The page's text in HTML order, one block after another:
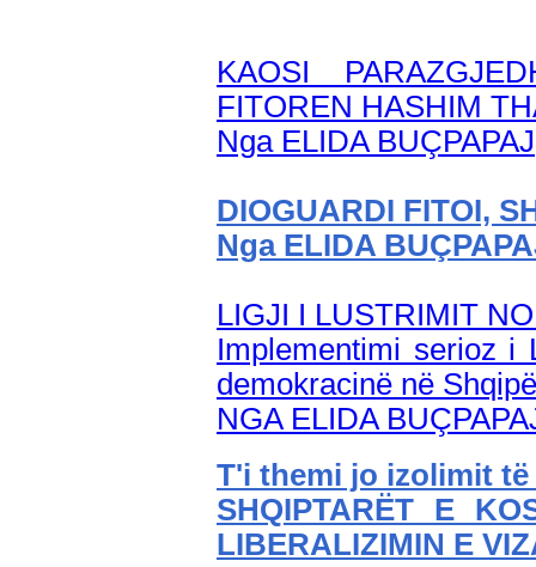
KAOSI
FITOREN HASHIM
Nga ELIDA BUÇPAPAJ
DIOGUARDI FITOI,
Nga ELIDA
LIGJI I LUSTRIMIT
Implementimi serioz i
demokracinë në
NGA ELIDA
T'i themi jo izolimit
SHQIPTARËT E
LIBERALIZIMIN E